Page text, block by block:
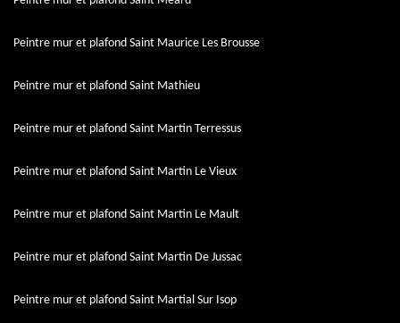
Peintre mur et plafond Saint Maurice Les Brousse
Peintre mur et plafond Saint Mathieu
Peintre mur et plafond Saint Martin Terressus
Peintre mur et plafond Saint Martin Le Vieux
Peintre mur et plafond Saint Martin Le Mault
Peintre mur et plafond Saint Martin De Jussac
Peintre mur et plafond Saint Martial Sur Isop